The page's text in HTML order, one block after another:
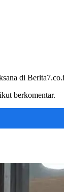
di
berkomentar.